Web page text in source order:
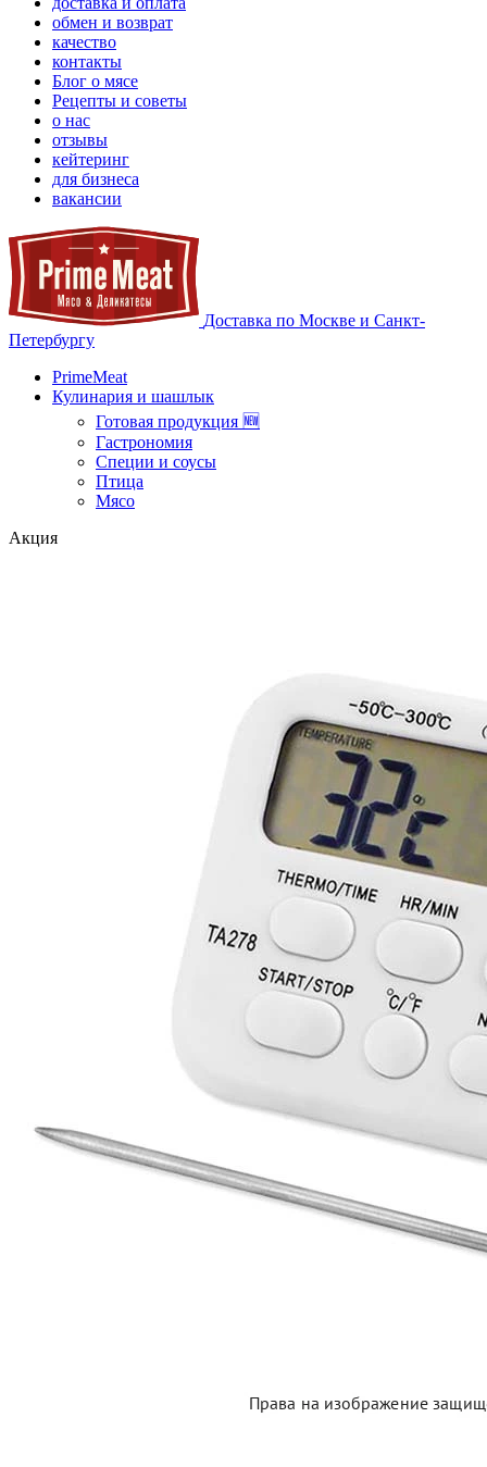
обмен и возврат
качество
контакты
Блог о мясе
Рецепты и советы
о нас
отзывы
кейтеринг
для бизнеса
вакансии
Доставка по Москве и Санкт-
Петербургу
PrimeMeat
Кулинария и шашлык
Готовая продукция 🆕
Гастрономия
Специи и соусы
Птица
Мясо
Акция